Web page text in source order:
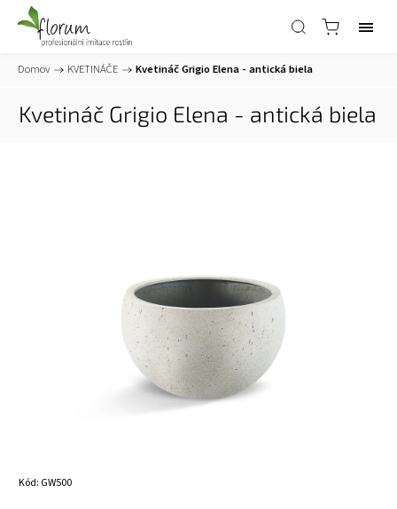
Domov / KVETINÁČE / Kvetináč Grigio Elena - antická biela
Kvetináč Grigio Elena - antická biela
Kód: GW500